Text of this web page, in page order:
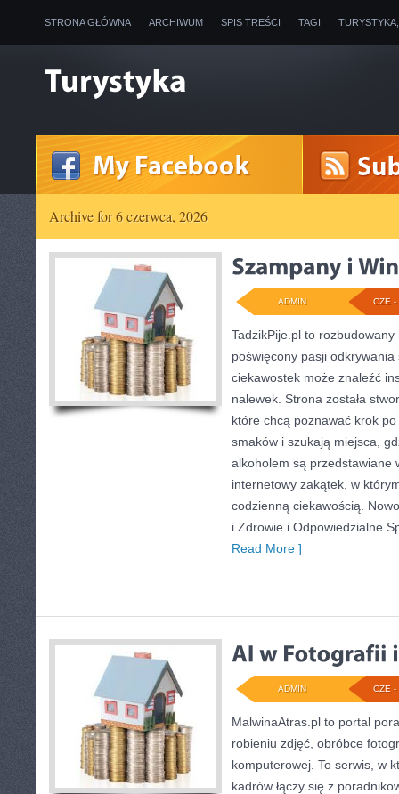
STRONA GŁÓWNA ARCHIWUM SPIS TREŚCI TAGI
Archive for 6 czerwca, 2026
CZE -
ADMIN
TadzikPije.pl to
poświęcony pasji odkrywania
ciekawostek może znaleźć
nalewek. Strona została
które chcą poznawać krok
smaków i szukają miejsca,
alkoholem są przedstawiane
internetowy zakątek, w
codzienną ciekawością.
i Zdrowie i Odpowiedzialne
Read More ]
CZE -
ADMIN
MalwinaAtras.pl to portal
robieniu zdjęć, obróbce
komputerowej. To serwis, w
kadrów łączy się z